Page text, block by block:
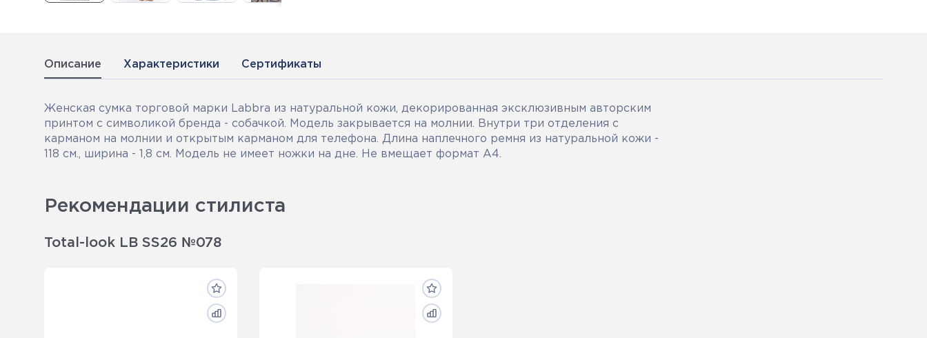
Описание Характеристики Сертификаты
Женская сумка торговой марки Labbra из натуральной кожи, декорированная эксклюзивным авторским
принтом с символикой бренда - собачкой. Модель закрывается на молнии. Внутри три отделения с
карманом на молнии и открытым карманом для телефона. Длина наплечного ремня из натуральной кожи -
118 см., ширина - 1,8 см. Модель не имеет ножки на дне. Не вмещает формат А4.
Рекомендации стилиста
Total-look LB SS26 №078